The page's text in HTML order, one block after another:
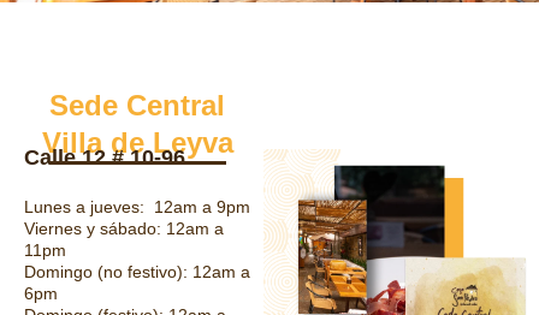
Sede Central
Villa de Leyva
Calle 12 # 10-96
Lunes a jueves: 12am a 9pm
Viernes y sábado: 12am a
11pm
Domingo (no festivo): 12am a
6pm